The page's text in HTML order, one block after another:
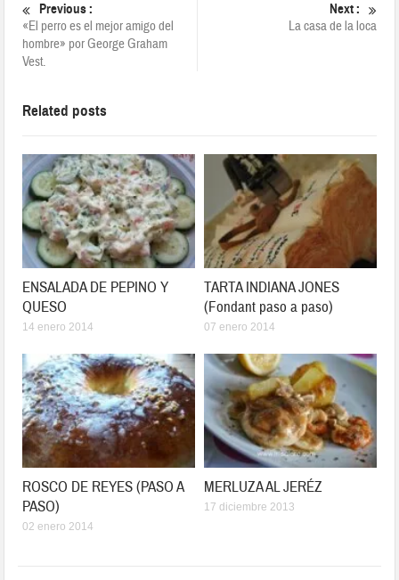
Previous :
«El perro es el mejor amigo del
hombre» por George Graham
Vest.
Next :
La casa de la loca
Related posts
ENSALADA DE PEPINO Y
QUESO
14 enero 2014
TARTA INDIANA JONES
(Fondant paso a paso)
07 enero 2014
ROSCO DE REYES (PASO A
PASO)
02 enero 2014
MERLUZA AL JERÉZ
17 diciembre 2013